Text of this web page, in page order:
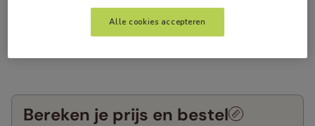
Bereken je prijs en bestel
Alle cookies accepteren